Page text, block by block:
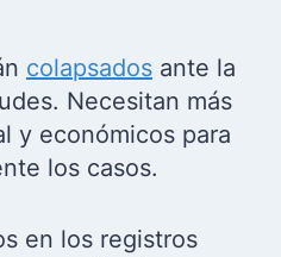
colapsados ante la
Necesitan más
y económicos para
los casos.
en los registros